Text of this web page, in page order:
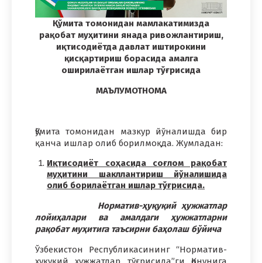
Қўмита томонидан мамлакатимизда
рақобат муҳитини янада ривожлантириш,
иқтисодиётда давлат иштирокини
қисқартириш борасида амалга
оширилаётган ишлар тўғрисида
МАЪЛУМОТНОМА
Қўмита томонидан мазкур йўналишда бир
қанча ишлар олиб борилмоқда. Жумладан:
Иқтисодиёт соҳасида соғлом рақобат
муҳитини шакллантириш йўналишида
олиб борилаётган ишлар тўғрисида.
Норматив-ҳуқуқий ҳужжатлар
лойиҳалари ва амалдаги ҳужжатларни
рақобат муҳитига таъсирни баҳолаш бўйича
Ўзбекистон Республикасининг “Норматив-